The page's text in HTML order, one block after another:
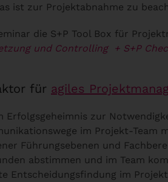
ist zur Projektabnahme zu
die S+P Tool Box für
und Controlling
+ S+P
für agiles
Erfolgsgeheimnis zur
im Projekt-Team
Führungsebenen und
abstimmen und im Team
Entscheidungsfindung im Projekt